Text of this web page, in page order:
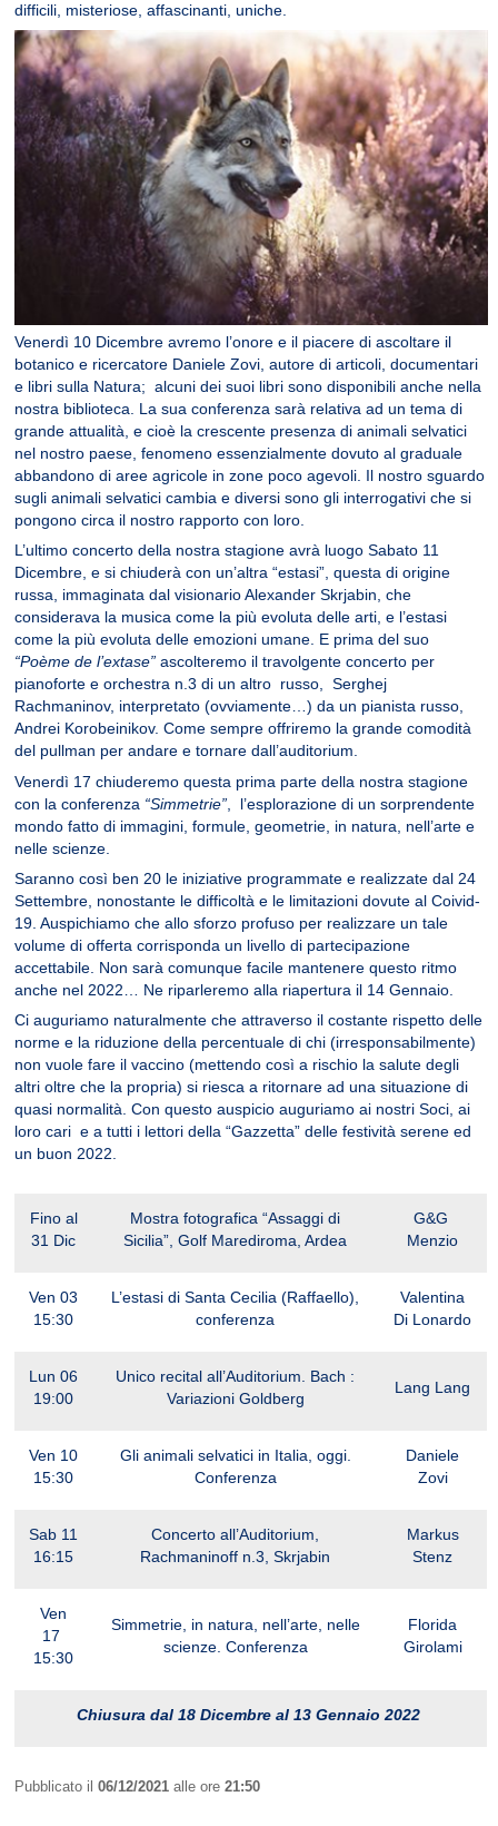
difficili, misteriose, affascinanti, uniche.
Venerdì 10 Dicembre avremo l’onore e il piacere di ascoltare il
botanico e ricercatore Daniele Zovi, autore di articoli, documentari
e libri sulla Natura; alcuni dei suoi libri sono disponibili anche nella
nostra biblioteca. La sua conferenza sarà relativa ad un tema di
grande attualità, e cioè la crescente presenza di animali selvatici
nel nostro paese, fenomeno essenzialmente dovuto al graduale
abbandono di aree agricole in zone poco agevoli. Il nostro sguardo
sugli animali selvatici cambia e diversi sono gli interrogativi che si
pongono circa il nostro rapporto con loro.
L’ultimo concerto della nostra stagione avrà luogo Sabato 11
Dicembre, e si chiuderà con un’altra “estasi”, questa di origine
russa, immaginata dal visionario Alexander Skrjabin, che
considerava la musica come la più evoluta delle arti, e l’estasi
come la più evoluta delle emozioni umane. E prima del suo
“Poème de l’extase”ascolteremo il travolgente concerto per
pianoforte e orchestra n.3 di un altro russo, Serghej
Rachmaninov, interpretato (ovviamente…) da un pianista russo,
Andrei Korobeinikov. Come sempre offriremo la grande comodità
del pullman per andare e tornare dall’auditorium.
Venerdì 17 chiuderemo questa prima parte della nostra stagione
con la conferenza “Simmetrie” , l’esplorazione di un sorprendente
mondo fatto di immagini, formule, geometrie, in natura, nell’arte e
nelle scienze.
Saranno così ben 20 le iniziative programmate e realizzate dal 24
Settembre, nonostante le difficoltà e le limitazioni dovute al Coivid-
19. Auspichiamo che allo sforzo profuso per realizzare un tale
volume di offerta corrisponda un livello di partecipazione
accettabile. Non sarà comunque facile mantenere questo ritmo
anche nel 2022… Ne riparleremo alla riapertura il 14 Gennaio.
Ci auguriamo naturalmente che attraverso il costante rispetto delle
norme e la riduzione della percentuale di chi (irresponsabilmente)
non vuole fare il vaccino (mettendo così a rischio la salute degli
altri oltre che la propria) si riesca a ritornare ad una situazione di
quasi normalità. Con questo auspicio auguriamo ai nostri Soci, ai
loro cari e a tutti i lettori della “Gazzetta” delle festività serene ed
un buon 2022.
Fino al
31 Dic
Mostra fotografica “Assaggi di
Sicilia”, Golf Marediroma, Ardea
G&G
Menzio
Ven 03
15:30
L’estasi di Santa Cecilia (Raffaello),
conferenza
Valentina
Di Lonardo
Lun 06
19:00
Unico recital all’Auditorium. Bach :
Variazioni Goldberg
Lang Lang
Ven 10
15:30
Gli animali selvatici in Italia, oggi.
Conferenza
Daniele
Zovi
Sab 11
16:15
Concerto all’Auditorium,
Rachmaninoff n.3, Skrjabin
Markus
Stenz
Ven
17
15:30
Simmetrie, in natura, nell’arte, nelle
scienze. Conferenza
Florida
Girolami
Chiusura dal 18 Dicembre al 13 Gennaio 2022
Pubblicato il06/12/2021 alle ore21:50